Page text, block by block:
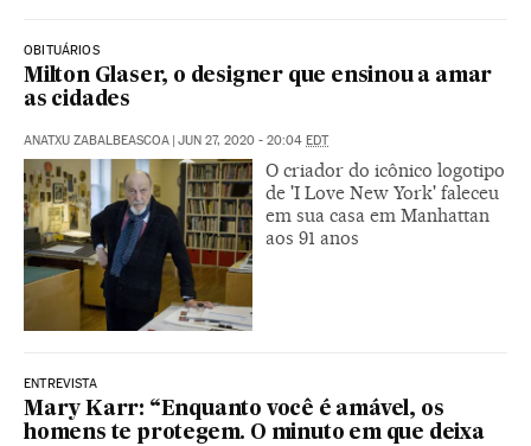
OBITUÁRIOS
Milton Glaser, o designer que ensinou a amar
as cidades
ANATXU ZABALBEASCOA | JUN 27, 2020 - 20:04 EDT
O criador do icônico logotipo
de 'I Love New York' faleceu
em sua casa em Manhattan
aos 91 anos
ENTREVISTA
Mary Karr: “Enquanto você é amável, os
homens te protegem. O minuto em que deixa